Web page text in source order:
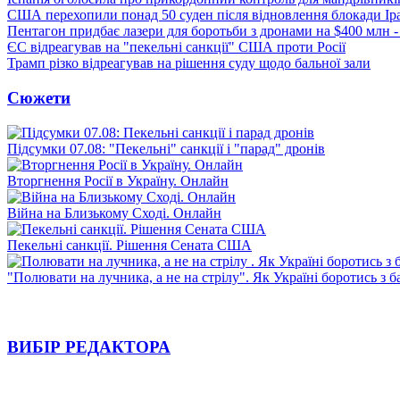
США перехопили понад 50 суден після відновлення блокади
Пентагон придбає лазери для боротьби з дронами на $400 млн
ЄС відреагував на "пекельні санкції" США проти Росії
Трамп різко відреагував на рішення суду щодо бальної зали
Сюжети
Підсумки 07.08: "Пекельні" санкції і "парад" дронів
Вторгнення Росії в Україну. Онлайн
Війна на Близькому Сході. Онлайн
Пекельні санкції. Рішення Сената США
"Полювати на лучника, а не на стрілу". Як Україні боротись з
ВИБІР РЕДАКТОРА